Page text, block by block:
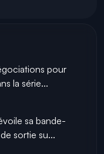
pour
la série...
sa bande-
sortie su...